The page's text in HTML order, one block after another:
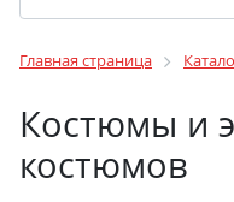
Главная страница
Костюмы и
костюмов